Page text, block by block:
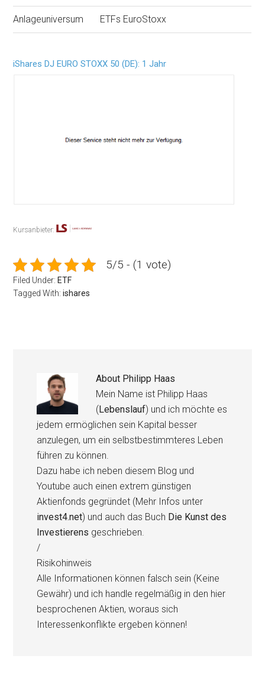
Anlageuniversum ETFs EuroStoxx
iShares DJ EURO STOXX 50 (DE): 1 Jahr
Kursanbieter:
5/5 - (1 vote)
Filed Under: ETF
Tagged With:ishares
About Philipp Haas
Mein Name ist Philipp Haas
(Lebenslauf) und ich möchte es
jedem ermöglichen sein Kapital besser
anzulegen, um ein selbstbestimmteres Leben
führen zu können.
Dazu habe ich neben diesem Blog und
Youtube auch einen extrem günstigen
Aktienfonds gegründet (Mehr Infos unter
invest4.net) und auch das Buch Die Kunst des
Investierens geschrieben.
/
Risikohinweis
Alle Informationen können falsch sein (Keine
Gewähr) und ich handle regelmäßig in den hier
besprochenen Aktien, woraus sich
Interessenkonflikte ergeben können!